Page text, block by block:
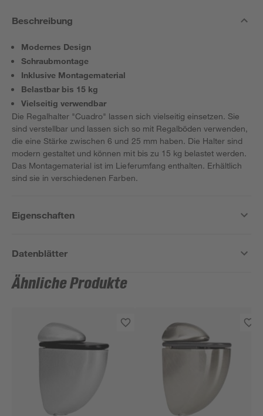
Beschreibung
Modernes Design
Schraubmontage
Inklusive Montagematerial
Belastbar bis 15 kg
Vielseitig verwendbar
Die Regalhalter "Cuadro" lassen sich vielseitig einsetzen. Sie
sind verstellbar und lassen sich so mit Regalböden verwenden,
die eine Stärke zwischen 6 und 25 mm haben. Die Halter sind
modern gestaltet und können mit bis zu 15 kg belastet werden.
Das Montagematerial ist im Lieferumfang enthalten. Erhältlich
sind sie in verschiedenen Farben.
Eigenschaften
Datenblätter
Ähnliche Produkte